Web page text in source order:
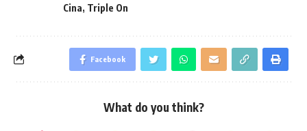
Cina, Triple On
Facebook
What do you think?